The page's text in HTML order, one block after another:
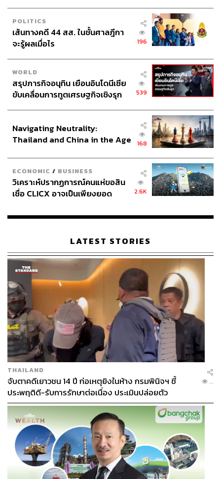
POLITICS
เส้นทางคดี 44 สส. ในชั้นศาลฎีกา
จะรู้ผลเมื่อไร
196
WORLD
สรุปภารกิจอนุทิน เยือนอินโดนีเซีย
ขับเคลื่อนการทูตเศรษฐกิจเชิงรุก
539
Navigating Neutrality:
Thailand and China in the Age
168
ECONOMIC / BUSINESS
วิเคราะห์ปรากฏการณ์คนแห่ขอสิน
เชื่อ CLICX อาจเป็นเพียงยอด
เรือนไทยที่ถูกซุกไว้
2.6K
LATEST STORIES
THAILAND
จับตาคดีเยาวชน 14 ปี ก่อเหตุยิงในห้าง กรมพินิจฯ ชี้
ประพฤติดี-รับการรักษาต่อเนื่อง ประเมินปล่อยตัว
...